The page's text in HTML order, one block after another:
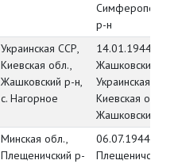
р-н
Украинская ССР,
Киевская обл.,
Жашковский р-н,
с. Нагорное
14.01.1944,
Жашковский
Украинская ССР,
Киевская обл.,
Жашковский р-н
Минская обл.,
Плещеничский р-
06.07.1944,
Плещеничский